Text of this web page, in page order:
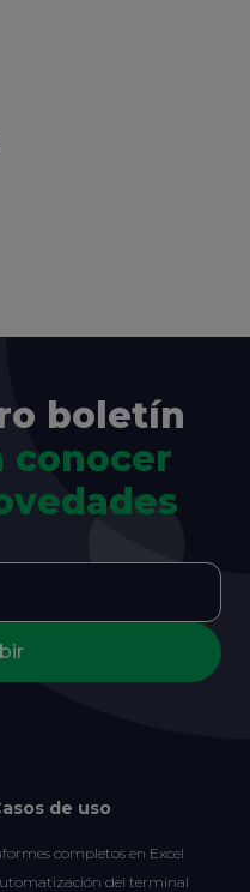
boletín
conocer
de uso
completos en Excel
del terminal